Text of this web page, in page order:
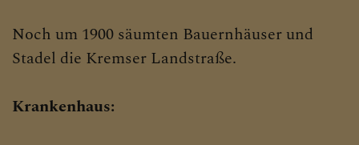
Noch um 1900 säumten Bauernhäuser und
Stadel die Kremser Landstraße.
Krankenhaus: